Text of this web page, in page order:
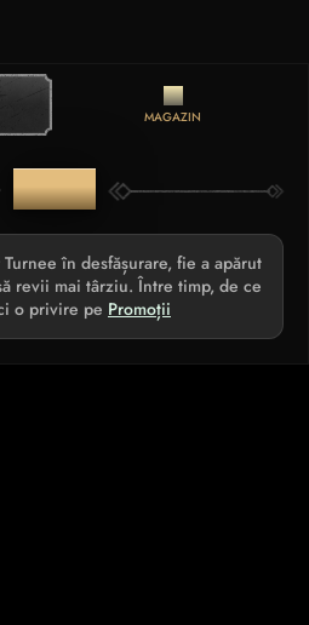
MAGAZIN
TURNEE
în desfășurare, fie a apărut
revii mai târziu. Între timp, de ce
o privire pe Promoții